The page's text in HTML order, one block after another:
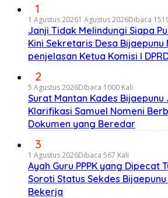
1
1 Agustus 20261 Agustus 2026Dibaca
Janji Tidak Melindungi Siapa
Kini Sekretaris Desa
penjelasan Ketua Komisi I
2
5 Agustus 2026Dibaca 1000 Kali
Surat Mantan Kades Bijaepunu
Klarifikasi Samuel Nomeni
Dokumen yang Beredar
3
1 Agustus 2026Dibaca 567 Kali
Ayah Guru PPPK yang Dipecat
Soroti Status Sekdes
Bekerja